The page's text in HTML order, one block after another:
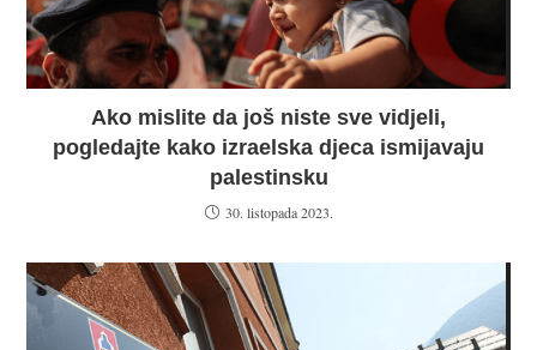
Ako mislite da još niste sve vidjeli,
pogledajte kako izraelska djeca ismijavaju
palestinsku
30. listopada 2023.